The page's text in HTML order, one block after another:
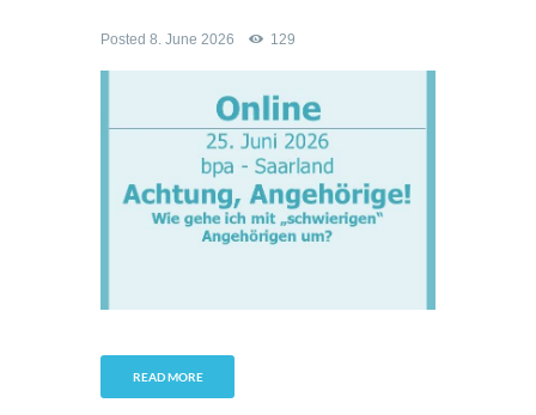
Posted 8. June 2026 129
READ MORE